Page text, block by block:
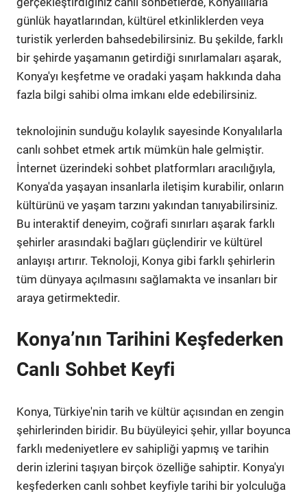
günlük hayatlarından, kültürel etkinliklerden veya
turistik yerlerden bahsedebilirsiniz. Bu şekilde, farklı
bir şehirde yaşamanın getirdiği sınırlamaları aşarak,
Konya'yı keşfetme ve oradaki yaşam hakkında daha
fazla bilgi sahibi olma imkanı elde edebilirsiniz.
teknolojinin sunduğu kolaylık sayesinde Konyalılarla
canlı sohbet etmek artık mümkün hale gelmiştir.
İnternet üzerindeki sohbet platformları aracılığıyla,
Konya'da yaşayan insanlarla iletişim kurabilir, onların
kültürünü ve yaşam tarzını yakından tanıyabilirsiniz.
Bu interaktif deneyim, coğrafi sınırları aşarak farklı
şehirler arasındaki bağları güçlendirir ve kültürel
anlayışı artırır. Teknoloji, Konya gibi farklı şehirlerin
tüm dünyaya açılmasını sağlamakta ve insanları bir
araya getirmektedir.
Konya’nın Tarihini Keşfederken
Canlı Sohbet Keyfi
Konya, Türkiye'nin tarih ve kültür açısından en zengin
şehirlerinden biridir. Bu büyüleyici şehir, yıllar boyunca
farklı medeniyetlere ev sahipliği yapmış ve tarihin
derin izlerini taşıyan birçok özelliğe sahiptir. Konya'yı
keşfederken canlı sohbet keyfiyle tarihi bir yolculuğa